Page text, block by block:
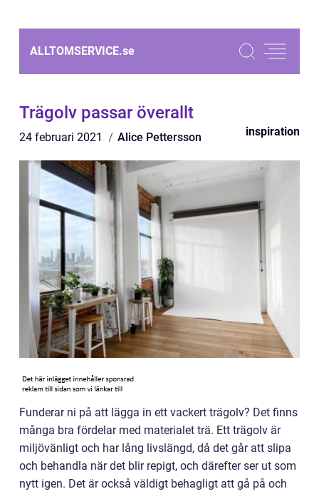
ALLTOMSERVICE.se
Trägolv passar överallt
24 februari 2021 Alice Pettersson inspiration
Funderar ni på att lägga in ett vackert trägolv? Det finns
många bra fördelar med materialet trä. Ett trägolv är
miljövänligt och har lång livslängd, då det går att slipa
och behandla när det blir repigt, och därefter ser ut som
nytt igen. Det är också väldigt behagligt att gå på och